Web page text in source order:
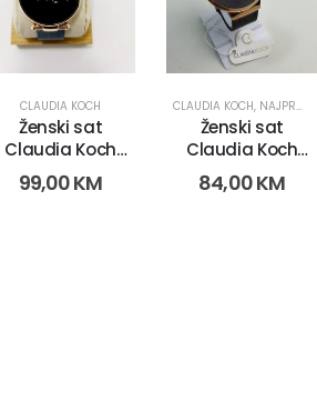
,OLX OBNOVA ŽENSKI SATOVI
CLAUDIA KOCH
Ženski sat
Claudia Koch
CK4534 (11259-
3)
99,00KM
CLAUDIA KOCH, NAJPRODAVANIJI
Ženski sat
Claudia Koch
CK4596 (2870-
3)
84,00KM